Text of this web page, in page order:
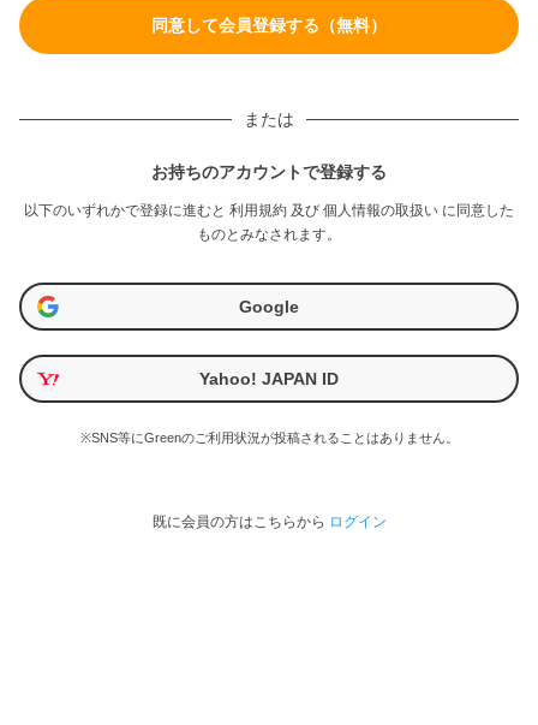
または
お持ちのアカウントで登録する
以下のいずれかで登録に進むと 利用規約 及び 個人情報の取扱い に同意した
ものとみなされます。
Google
Yahoo! JAPAN ID
※SNS等にGreenのご利用状況が投稿されることはありません。
既に会員の方はこちらから ログイン